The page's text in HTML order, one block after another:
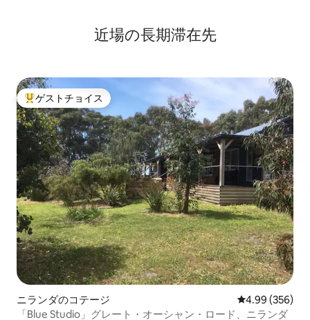
近場の長期滞在先
大好評のゲストチョイスです。
ゲストチョイス
ニランダのコテージ レビュー356
4.99 (356)
「Blue Studio」グレート・オーシャン・ロード、ニランダ